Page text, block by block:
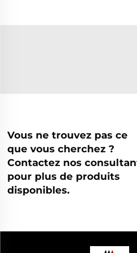
Vous ne trouvez pas ce
que vous cherchez ?
Contactez nos
pour plus de produits
disponibles.